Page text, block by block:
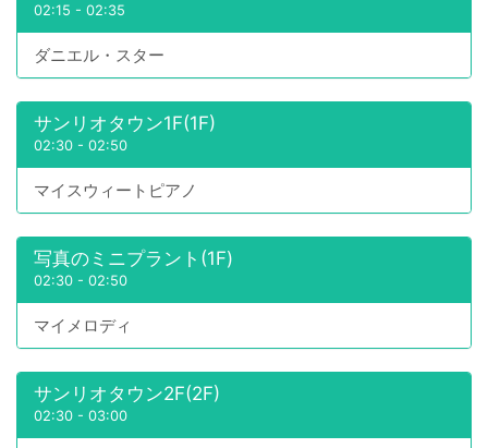
02:15 - 02:35
ダニエル・スター
サンリオタウン1F(1F)
02:30 - 02:50
マイスウィートピアノ
写真のミニプラント(1F)
02:30 - 02:50
マイメロディ
サンリオタウン2F(2F)
02:30 - 03:00